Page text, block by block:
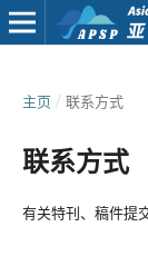
主页 / 联系方式
联系方式
有关特刊、稿件提